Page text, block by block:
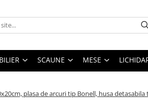
SCAUNE MESE
plasa de arcuri tip Bonell, husa